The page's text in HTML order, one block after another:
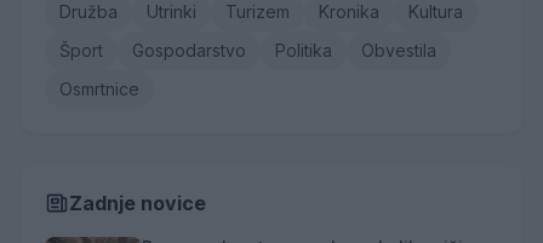
Družba Utrinki Turizem Kronika
Kultura
Šport
Gospodarstvo Politika
Obvestila
Osmrtnice
Zadnje novice